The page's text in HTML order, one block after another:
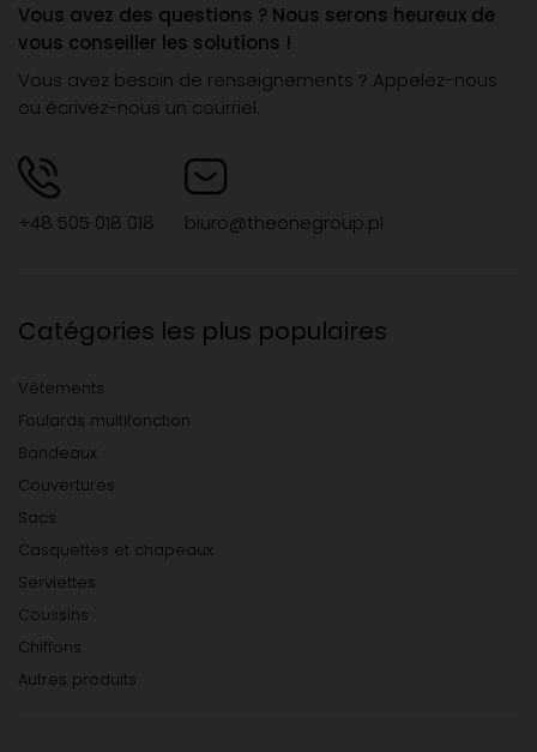
Vous avez des questions ? Nous serons heureux de
vous conseiller les solutions !
Vous avez besoin de renseignements ? Appelez-nous
ou écrivez-nous un courriel.
+48 505 018 018 biuro@theonegroup.pl
Catégories les plus populaires
Vêtements
Foulards multifonction
Bandeaux
Couvertures
Sacs
Casquettes et chapeaux
Serviettes
Coussins
Chiffons
Autres produits